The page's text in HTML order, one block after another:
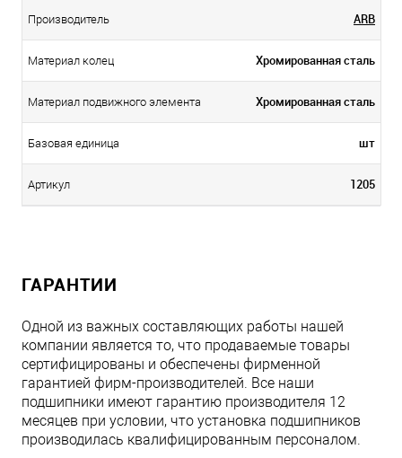
Производитель ARB
Материал колец Хромированная сталь
Материал подвижного элемента Хромированная сталь
Базовая единица шт
Артикул 1205
ГАРАНТИИ
Одной из важных составляющих работы нашей
компании является то, что продаваемые товары
сертифицированы и обеспечены фирменной
гарантией фирм-производителей. Все наши
подшипники имеют гарантию производителя 12
месяцев при условии, что установка подшипников
производилась квалифицированным персоналом.